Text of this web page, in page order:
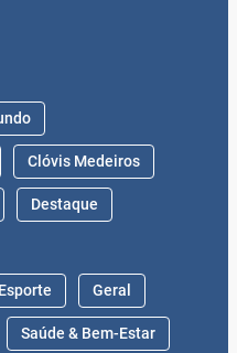
Clóvis Medeiros
Destaque
Esporte Geral
Saúde & Bem-Estar